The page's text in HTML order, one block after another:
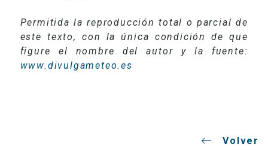
Permitida la reproducción total o parcial de
este texto, con la única condición de que
figure el nombre del autor y la fuente:
www.divulgameteo.es
Volver